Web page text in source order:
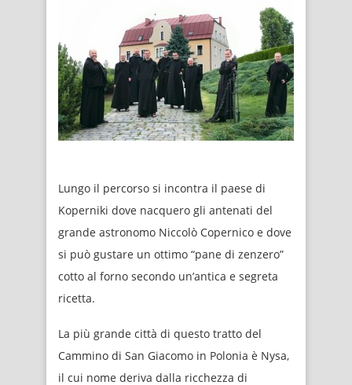
Lungo il percorso si incontra il paese di
Koperniki dove nacquero gli antenati del
grande astronomo Niccolò Copernico e dove
si può gustare un ottimo “pane di zenzero”
cotto al forno secondo un’antica e segreta
ricetta.
La più grande città di questo tratto del
Cammino di San Giacomo in Polonia è Nysa,
il cui nome deriva dalla ricchezza di